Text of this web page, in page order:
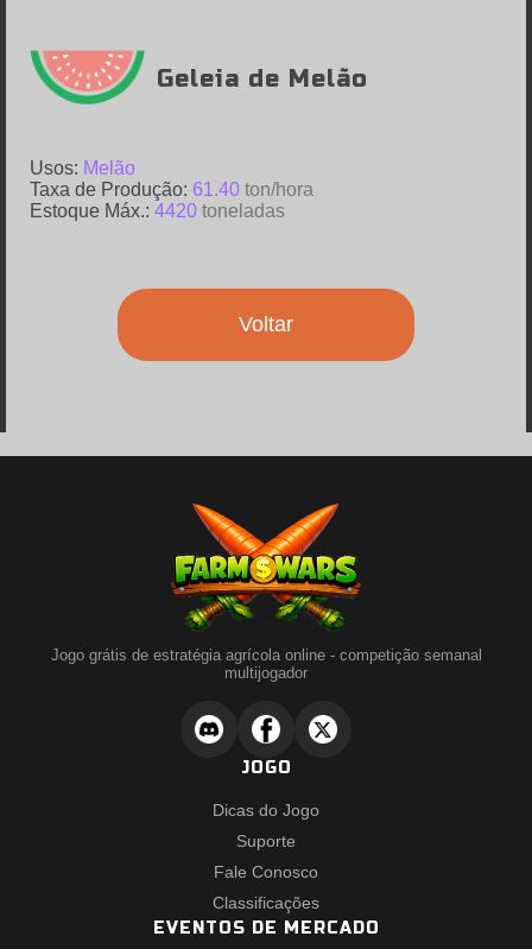
Geleia de Melão
Usos: Melão
Taxa de Produção: 61.40 ton/hora
Estoque Máx.: 4420 toneladas
Voltar
Jogo grátis de estratégia agrícola online - competição semanal
multijogador
JOGO
Dicas do Jogo
Suporte
Fale Conosco
Classificações
EVENTOS DE MERCADO